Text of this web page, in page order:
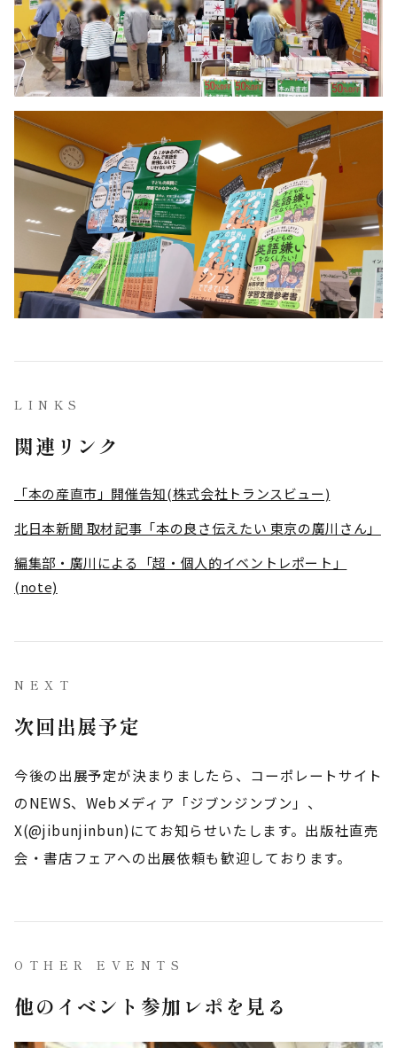
LINKS
関連リンク
「本の産直市」開催告知(株式会社トランスビュー)
北日本新聞 取材記事「本の良さ伝えたい 東京の廣川さん」
編集部・廣川による「超・個人的イベントレポート」
(note)
NEXT
次回出展予定
今後の出展予定が決まりましたら、コーポレートサイト
のNEWS、Webメディア「ジブンジンブン」、
X(@jibunjinbun)にてお知らせいたします。出版社直売
会・書店フェアへの出展依頼も歓迎しております。
OTHER EVENTS
他のイベント参加レポを見る